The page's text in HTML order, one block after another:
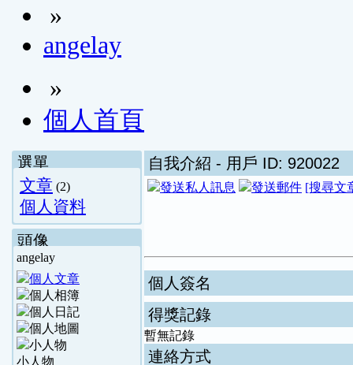
»
angelay
»
個人首頁
選單
文章 (2)
個人資料
頭像
angelay
小人物
自我介紹 - 用戶 ID: 920022
[搜尋文
個人簽名
得獎記錄
暫無記錄
連絡方式